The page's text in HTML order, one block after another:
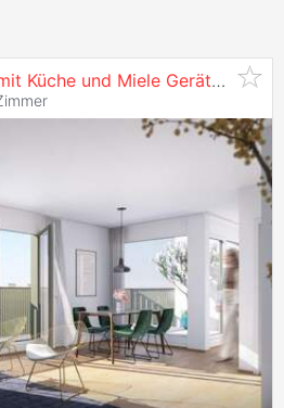
Küche und Miele Geräte - Nähe Schönbrunn - zu